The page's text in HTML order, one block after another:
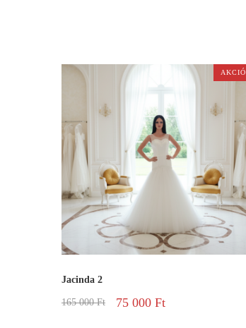
AKCIÓ
Jacinda 2
165 000Ft 75 000 Ft